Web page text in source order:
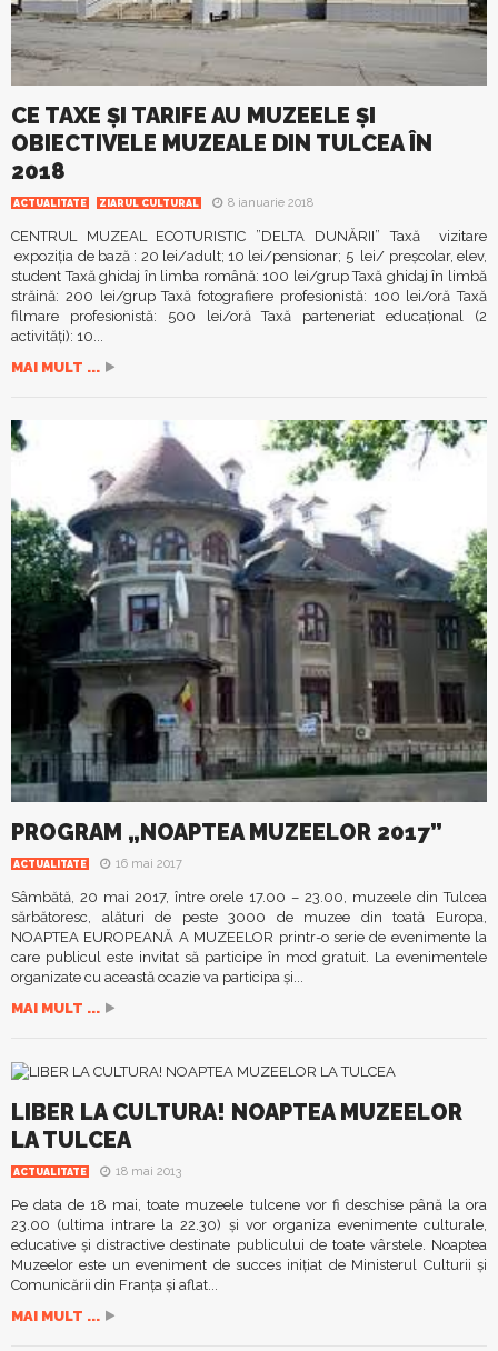
CE TAXE ȘI TARIFE AU MUZEELE ȘI
OBIECTIVELE MUZEALE DIN TULCEA ÎN
2018
ACTUALITATE ZIARUL CULTURAL 8 ianuarie 2018
CENTRUL MUZEAL ECOTURISTIC ”DELTA DUNĂRII” Taxă vizitare
expoziția de bază : 20 lei/adult; 10 lei/pensionar; 5 lei/ preșcolar, elev,
student Taxă ghidaj în limba română: 100 lei/grup Taxă ghidaj în limbă
străină: 200 lei/grup Taxă fotografiere profesionistă: 100 lei/oră Taxă
filmare profesionistă: 500 lei/oră Taxă parteneriat educațional (2
activități): 10...
MAI MULT ...
PROGRAM „NOAPTEA MUZEELOR 2017”
ACTUALITATE 16 mai 2017
Sâmbătă, 20 mai 2017, între orele 17.00 – 23.00, muzeele din Tulcea
sărbătoresc, alături de peste 3000 de muzee din toată Europa,
NOAPTEA EUROPEANĂ A MUZEELOR printr-o serie de evenimente la
care publicul este invitat să participe în mod gratuit. La evenimentele
organizate cu această ocazie va participa și...
MAI MULT ...
LIBER LA CULTURA! NOAPTEA MUZEELOR
LA TULCEA
ACTUALITATE 18 mai 2013
Pe data de 18 mai, toate muzeele tulcene vor fi deschise până la ora
23.00 (ultima intrare la 22.30) şi vor organiza evenimente culturale,
educative şi distractive destinate publicului de toate vârstele. Noaptea
Muzeelor este un eveniment de succes iniţiat de Ministerul Culturii şi
Comunicării din Franţa şi aflat...
MAI MULT ...